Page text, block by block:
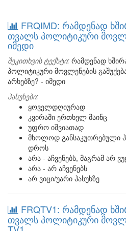
FRQIMD: რამდენად
თვალს პოლიტიკური
იმედი
შეკითხვის ტექსტი: რამდენად
პოლიტიკური მოვლენების
არხებზე? - იმედი
პასუხები:
ყოველდღიურად
კვირაში ერთხელ მაინც
უფრო იშვიათად
მხოლოდ განსაკუთრებული
დროს
არა - აჩვენებს, მაგრამ არ
არა - არ აჩვენებს
არ ვიცი/უარი პასუხზე
FRQTV1: რამდენად
თვალს პოლიტიკური